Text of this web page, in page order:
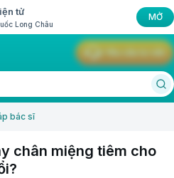
tử
Long Châu
MỞ
bác sĩ
chân miệng tiêm cho